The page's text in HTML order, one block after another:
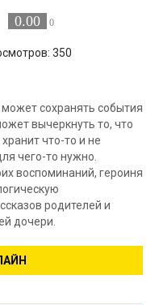
0.00 0
350
сохранять события
вычеркнуть то, что
что-то и не
чего-то нужно.
воспоминаний, героиня
родителей и
дочери.